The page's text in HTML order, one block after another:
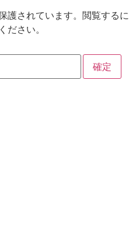
護されています。閲覧するに
ださい。